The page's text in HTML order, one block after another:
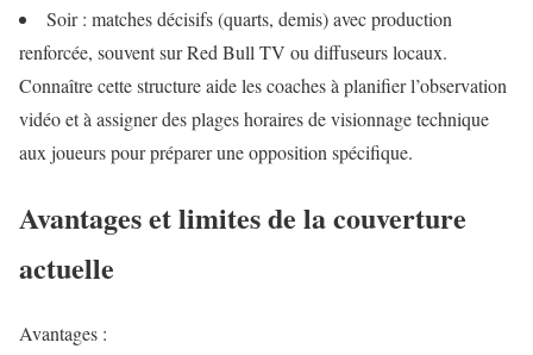
Soir : matches décisifs (quarts, demis) avec production
renforcée, souvent sur Red Bull TV ou diffuseurs locaux.
Connaître cette structure aide les coaches à planifier l’observation
vidéo et à assigner des plages horaires de visionnage technique
aux joueurs pour préparer une opposition spécifique.
Avantages et limites de la couverture
actuelle
Avantages :